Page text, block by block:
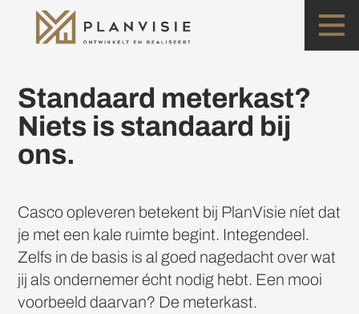
Standaard meterkast?
Niets is standaard bij
ons.
Casco opleveren betekent bij PlanVisie níet dat
je met een kale ruimte begint. Integendeel.
Zelfs in de basis is al goed nagedacht over wat
jij als ondernemer écht nodig hebt. Een mooi
voorbeeld daarvan? De meterkast.